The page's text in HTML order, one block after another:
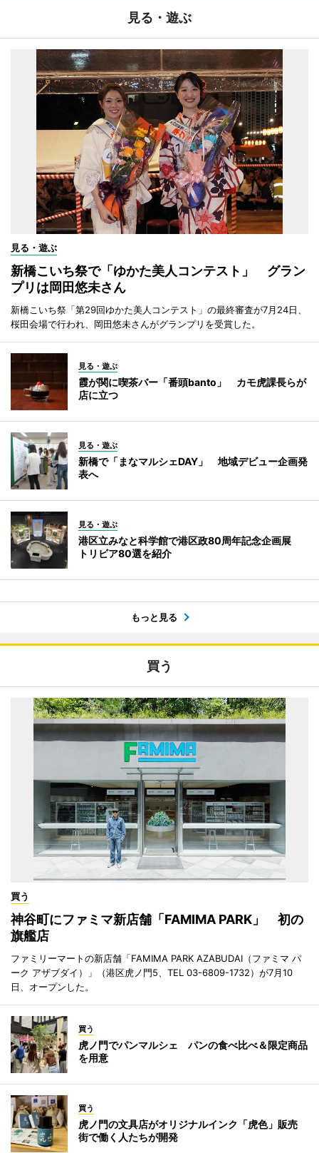
見る・遊ぶ
見る・遊ぶ
新橋こいち祭で「ゆかた美人コンテスト」 グラン
プリは岡田悠未さん
新橋こいち祭「第29回ゆかた美人コンテスト」の最終審査が7月24日、
桜田会場で行われ、岡田悠未さんがグランプリを受賞した。
見る・遊ぶ
霞が関に喫茶バー「番頭banto」 カモ虎課長らが
店に立つ
見る・遊ぶ
新橋で「まなマルシェDAY」 地域デビュー企画発
表へ
見る・遊ぶ
港区立みなと科学館で港区政80周年記念企画展
トリビア80選を紹介
もっと見る
買う
買う
神谷町にファミマ新店舗「FAMIMA PARK」 初の
旗艦店
ファミリーマートの新店舗「FAMIMA PARK AZABUDAI（ファミマ パ
ーク アザブダイ）」（港区虎ノ門5、TEL 03-6809-1732）が7月10
日、オープンした。
買う
虎ノ門でパンマルシェ パンの食べ比べ＆限定商品
を用意
買う
虎ノ門の文具店がオリジナルインク「虎色」販売
街で働く人たちが開発